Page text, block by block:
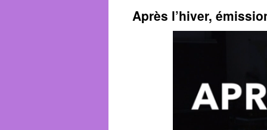
Après l’hiver,